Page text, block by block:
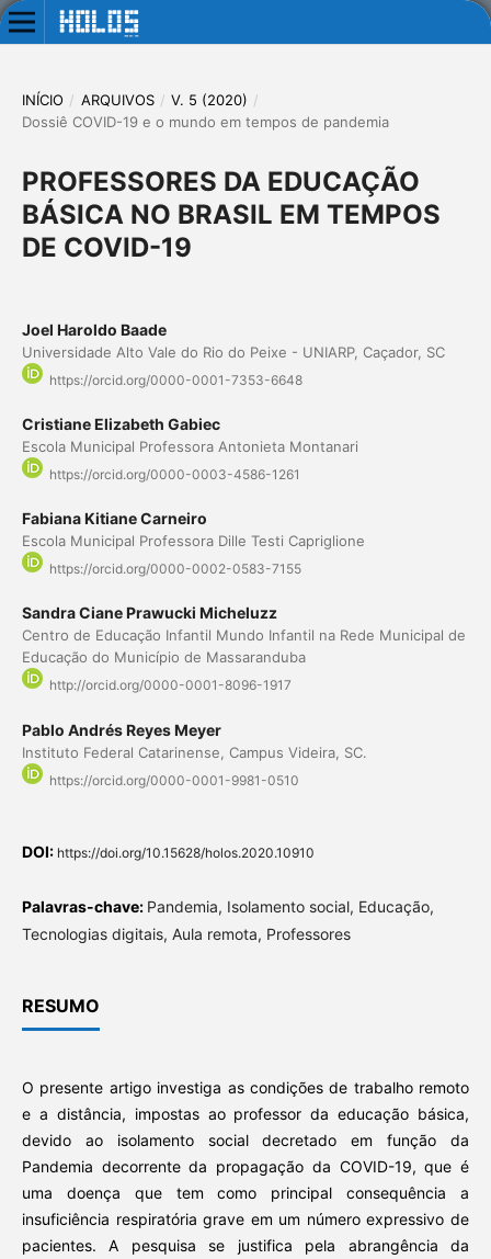
INÍCIO / ARQUIVOS / V. 5 (2020) /
Dossiê COVID-19 e o mundo em tempos de pandemia
PROFESSORES DA EDUCAÇÃO
BÁSICA NO BRASIL EM TEMPOS
DE COVID-19
Joel Haroldo Baade
Universidade Alto Vale do Rio do Peixe - UNIARP, Caçador, SC
https://orcid.org/0000-0001-7353-6648
Cristiane Elizabeth Gabiec
Escola Municipal Professora Antonieta Montanari
https://orcid.org/0000-0003-4586-1261
Fabiana Kitiane Carneiro
Escola Municipal Professora Dille Testi Capriglione
https://orcid.org/0000-0002-0583-7155
Sandra Ciane Prawucki Micheluzz
Centro de Educação Infantil Mundo Infantil na Rede Municipal de
Educação do Município de Massaranduba
http://orcid.org/0000-0001-8096-1917
Pablo Andrés Reyes Meyer
Instituto Federal Catarinense, Campus Videira, SC.
https://orcid.org/0000-0001-9981-0510
DOI: https://doi.org/10.15628/holos.2020.10910
Palavras-chave: Pandemia, Isolamento social, Educação,
Tecnologias digitais, Aula remota, Professores
RESUMO
O presente artigo investiga as condições de trabalho remoto
e a distância, impostas ao professor da educação básica,
devido ao isolamento social decretado em função da
Pandemia decorrente da propagação da COVID-19, que é
uma doença que tem como principal consequência a
insuficiência respiratória grave em um número expressivo de
pacientes. A pesquisa se justifica pela abrangência da